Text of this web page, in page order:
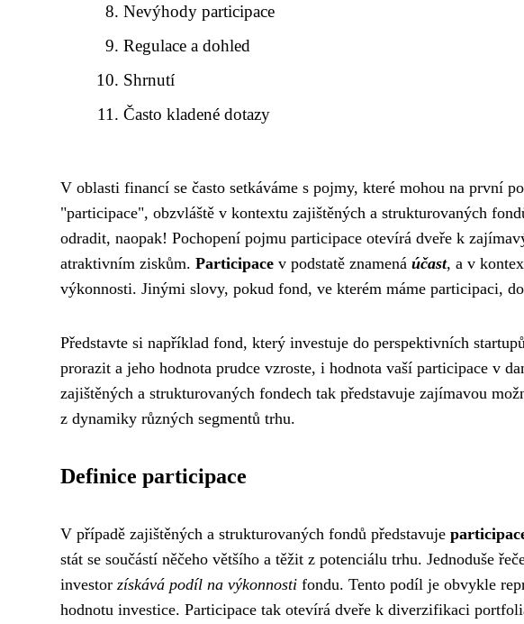
Nevýhody participace
Regulace a dohled
Shrnutí
Často kladené dotazy
V oblasti financí se často setkáváme s pojmy, které mohou na první
"participace", obzvláště v kontextu zajištěných a strukturovaných
odradit, naopak! Pochopení pojmu participace otevírá dveře k
atraktivním ziskům. Participace v podstatě znamená účast, a v
výkonnosti. Jinými slovy, pokud fond, ve kterém máme participaci,
Představte si například fond, který investuje do perspektivních
prorazit a jeho hodnota prudce vzroste, i hodnota vaší participace v
zajištěných a strukturovaných fondech tak představuje zajímavou
z dynamiky různých segmentů trhu.
Definice participace
V případě zajištěných a strukturovaných fondů představuje
stát se součástí něčeho většího a těžit z potenciálu trhu. Jednoduše
investor získává podíl na výkonnosti fondu. Tento podíl je obvykle
hodnotu investice. Participace tak otevírá dveře k diverzifikaci